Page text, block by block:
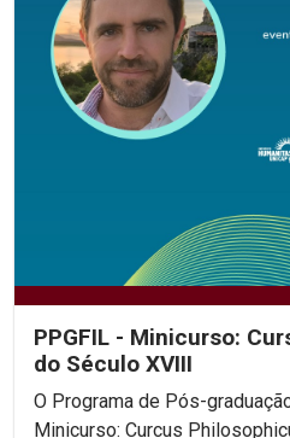
PPGFIL - Minicurso:
do Século XVIII
O Programa de Pós-
Minicurso: Curcus